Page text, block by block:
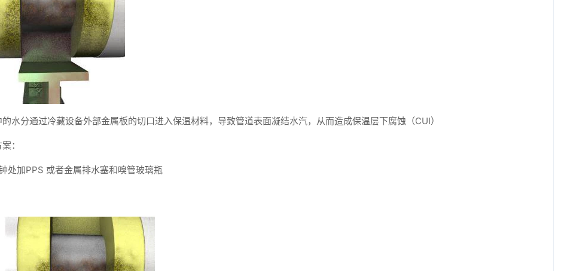
的水分通过冷藏设备外部金属板的切口进入保温材料，导致管道表面凝结水汽，从而造成保温层下腐蚀（CUI）
：
处加PPS 或者金属排水塞和嗅管玻璃瓶